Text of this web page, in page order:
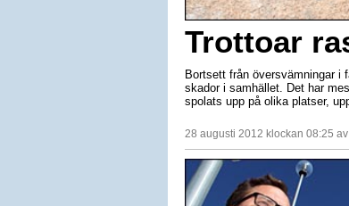
Trottoar
Bortsett från översvämningar i
skador i samhället. Det har
spolats upp på olika platser,
28 augusti 2012 klockan 08:25 av